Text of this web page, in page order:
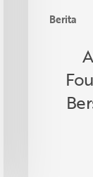
Berita
Kabung,